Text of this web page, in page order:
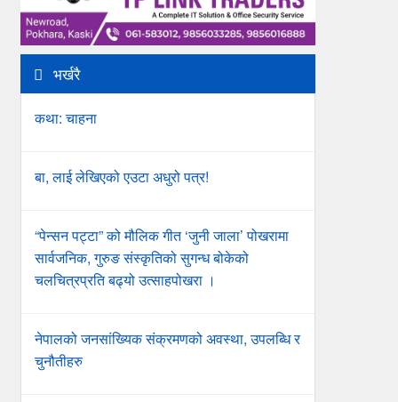
भर्खरै
कथा: चाहना
बा, लाई लेखिएको एउटा अधुरो पत्र!
“पेन्सन पट्टा” को मौलिक गीत ‘जुनी जाला’ पोखरामा
सार्वजनिक, गुरुङ संस्कृतिको सुगन्ध बोकेको
चलचित्रप्रति बढ्यो उत्साहपोखरा ।
नेपालको जनसांख्यिक संक्रमणको अवस्था, उपलब्धि र
चुनौतीहरु